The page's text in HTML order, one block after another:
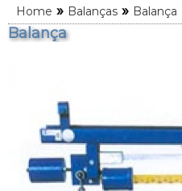
Home » Balanças » Balança
Balança